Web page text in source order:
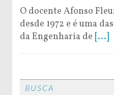
O docente Afonso
desde 1972 e é uma
da Engenharia de [...]
BUSCA